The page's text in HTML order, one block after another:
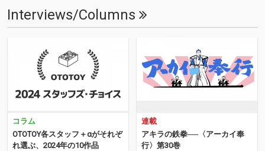
Interviews/Columns
コラム
OTOTOY各スタッフ＋αがそれぞ
れ選ぶ、2024年の10作品
連載
アキラの鉄拳──〈アーカイ奉
行〉第30巻